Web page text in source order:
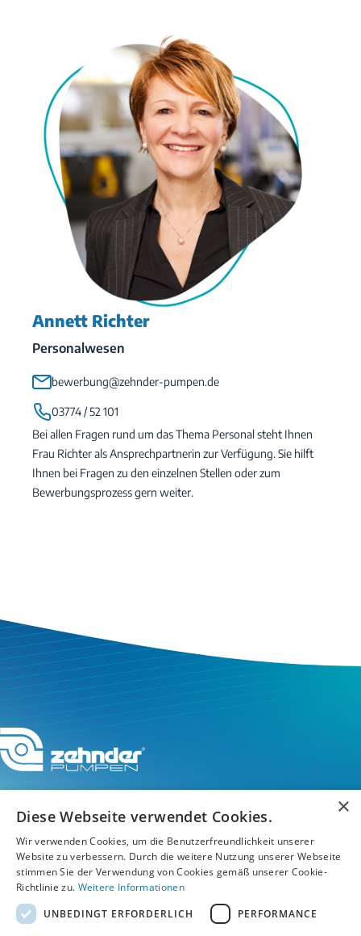
Annett Richter
Personalwesen
bewerbung@zehnder-pumpen.de
03774 / 52 101
Bei allen Fragen rund um das Thema Personal steht Ihnen
Frau Richter als Ansprechpartnerin zur Verfügung. Sie hilft
Ihnen bei Fragen zu den einzelnen Stellen oder zum
Bewerbungsprozess gern weiter.
Service-Hotline
Service
Unternehmen
×
Diese Webseite verwendet Cookies.
Wir verwenden Cookies, um die Benutzerfreundlichkeit unserer
Website zu verbessern. Durch die weitere Nutzung unserer Webseite
stimmen Sie der Verwendung von Cookies gemäß unserer Cookie-
Richtlinie zu. Weitere Informationen
UNBEDINGT ERFORDERLICH
PERFORMANCE